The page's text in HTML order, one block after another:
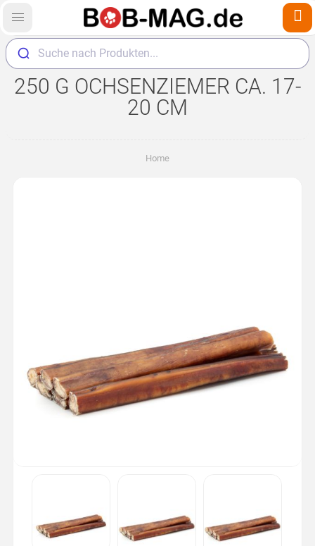
Suche nach Produkten...
250 G OCHSENZIEMER CA. 17-
20 CM
Home